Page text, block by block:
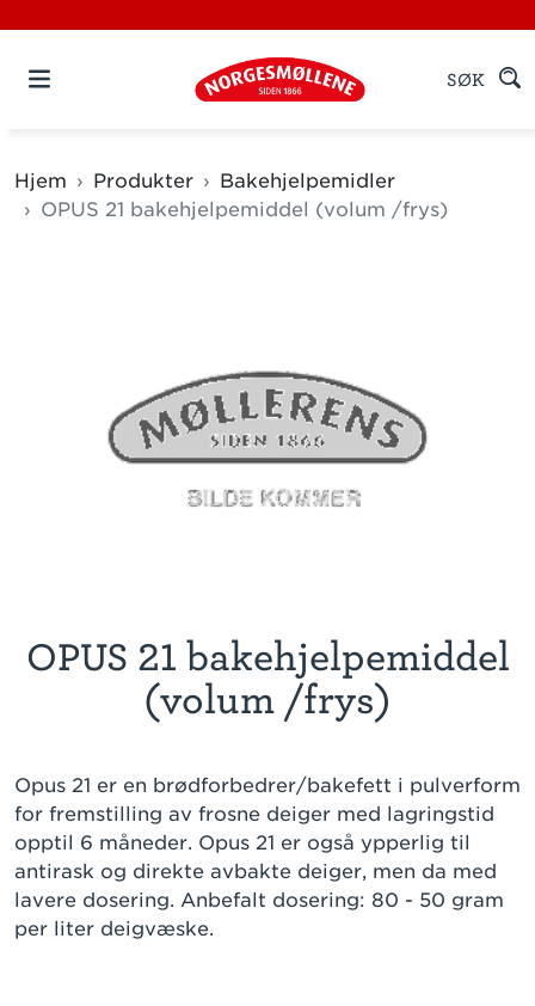
SØK
Hjem Produkter
Bakehjelpemidler
OPUS 21 bakehjelpemiddel (volum /frys)
OPUS 21 bakehjelpemiddel
(volum /frys)
Opus 21 er en brødforbedrer/bakefett i pulverform
for fremstilling av frosne deiger med lagringstid
opptil 6 måneder. Opus 21 er også ypperlig til
antirask og direkte avbakte deiger, men da med
lavere dosering. Anbefalt dosering: 80 - 50 gram
per liter deigvæske.